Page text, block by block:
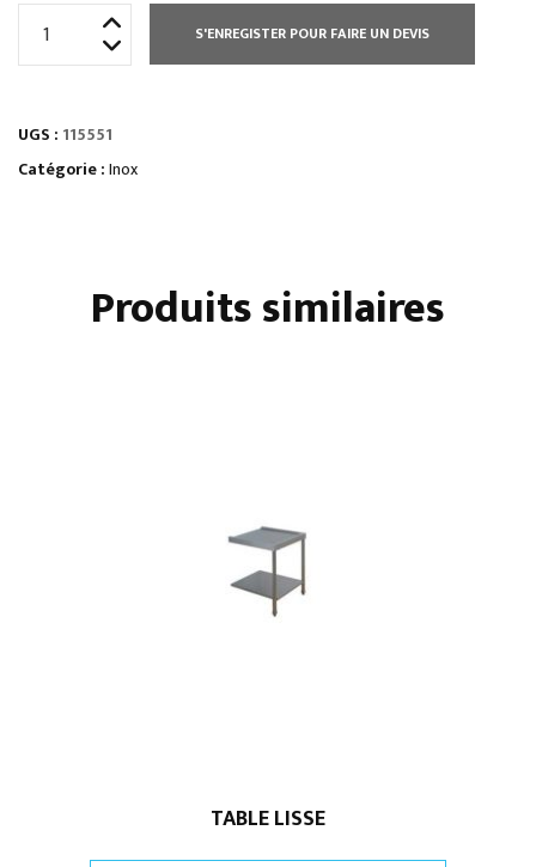
TRAVAIL
INOX
S'ENREGISTER POUR FAIRE UN DEVIS
UGS : 115551
Catégorie :Inox
Produits similaires
TABLE LISSE